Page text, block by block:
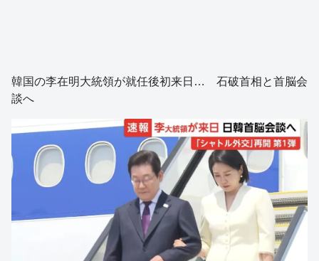
韓国の李在明大統領が就任後初来日… 石破首相と首脳会
談へ